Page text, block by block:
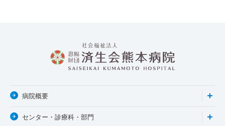
病院概要
センター・診療科・部門